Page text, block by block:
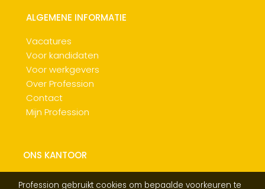
ALGEMENE INFORMATIE
Vacatures
Voor kandidaten
Voor werkgevers
Over Profession
Contact
Mijn Profession
ONS KANTOOR
Profession gebruikt cookies om bepaalde voorkeuren te